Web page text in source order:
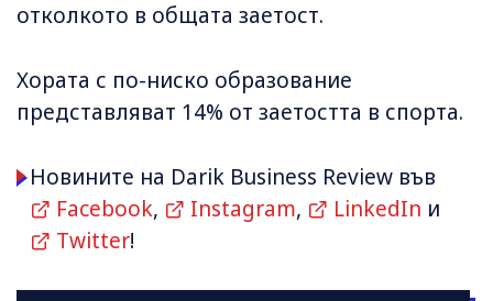
отколкото в общата заетост.
Хората с по-ниско образование
представляват 14% от заетостта в спорта.
Новините на Darik Business Review във
Facebook, Instagram, LinkedIn и
Twitter!